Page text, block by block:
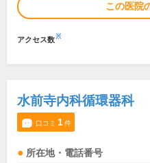
この医院
アクセス数※
水前寺内科循環器科
口コミ 1件
所在地・電話番号